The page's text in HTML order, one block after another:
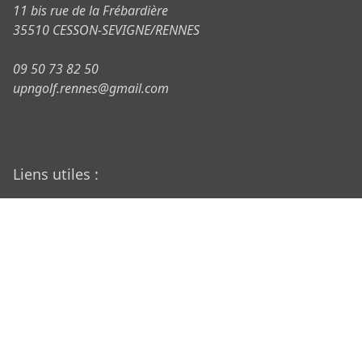
11 bis rue de la Frébardière
35510 CESSON-SEVIGNE/RENNES
09 50 73 82 50
upngolf.rennes@gmail.com
Liens utiles :